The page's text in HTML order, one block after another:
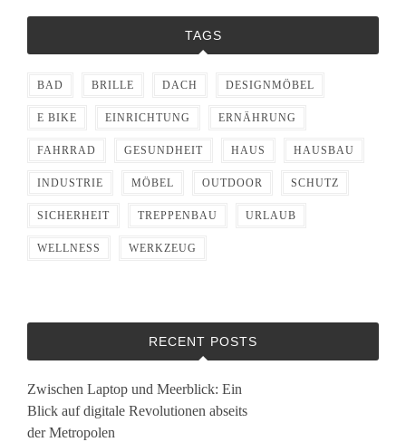
TAGS
BAD BRILLE DACH DESIGNMÖBEL
E BIKE EINRICHTUNG ERNÄHRUNG
FAHRRAD GESUNDHEIT HAUS HAUSBAU
INDUSTRIE MÖBEL OUTDOOR SCHUTZ
SICHERHEIT TREPPENBAU URLAUB
WELLNESS WERKZEUG
RECENT POSTS
Zwischen Laptop und Meerblick: Ein
Blick auf digitale Revolutionen abseits
der Metropolen